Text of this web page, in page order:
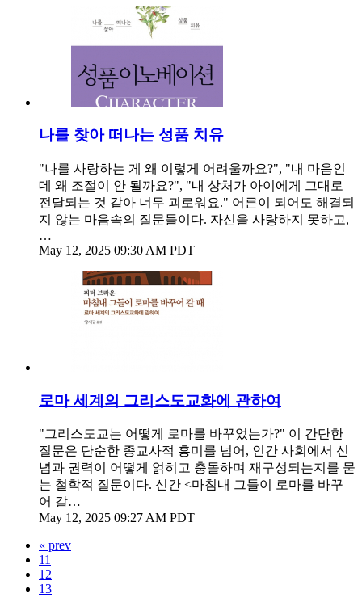
나를 찾아 떠나는 성품 치유
"나를 사랑하는 게 왜 이렇게 어려울까요?", "내 마음인
데 왜 조절이 안 될까요?", "내 상처가 아이에게 그대로
전달되는 것 같아 너무 괴로워요." 어른이 되어도 해결되
지 않는 마음속의 질문들이다. 자신을 사랑하지 못하고,
…
May 12, 2025 09:30 AM PDT
로마 세계의 그리스도교화에 관하여
"그리스도교는 어떻게 로마를 바꾸었는가?" 이 간단한
질문은 단순한 종교사적 흥미를 넘어, 인간 사회에서 신
념과 권력이 어떻게 얽히고 충돌하며 재구성되는지를 묻
는 철학적 질문이다. 신간 <마침내 그들이 로마를 바꾸
어 갈…
May 12, 2025 09:27 AM PDT
« prev
11
12
13